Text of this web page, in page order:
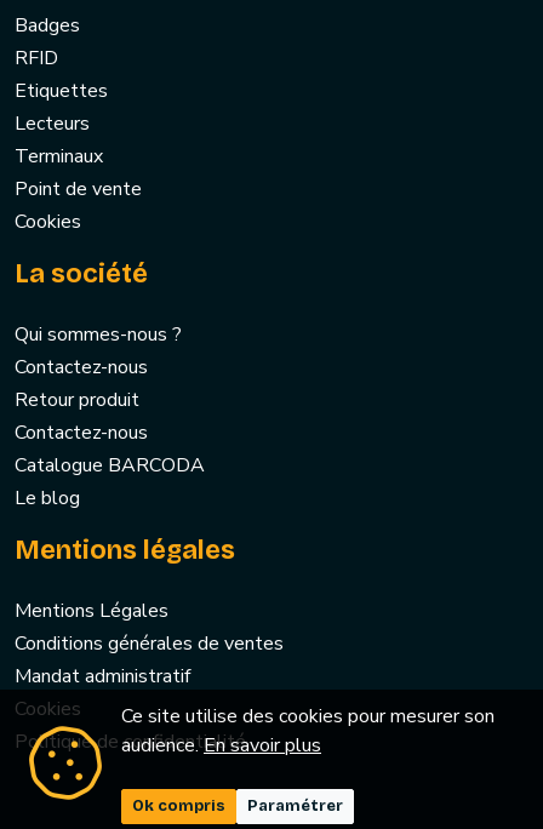
Badges
RFID
Etiquettes
Lecteurs
Terminaux
Point de vente
Cookies
La société
Qui sommes-nous ?
Contactez-nous
Retour produit
Contactez-nous
Catalogue BARCODA
Le blog
Mentions légales
Mentions Légales
Conditions générales de ventes
Mandat administratif
Cookies
Politique de confidentialité
Ce site utilise des cookies pour mesurer son
audience.En savoir plus
Ok compris Paramétrer